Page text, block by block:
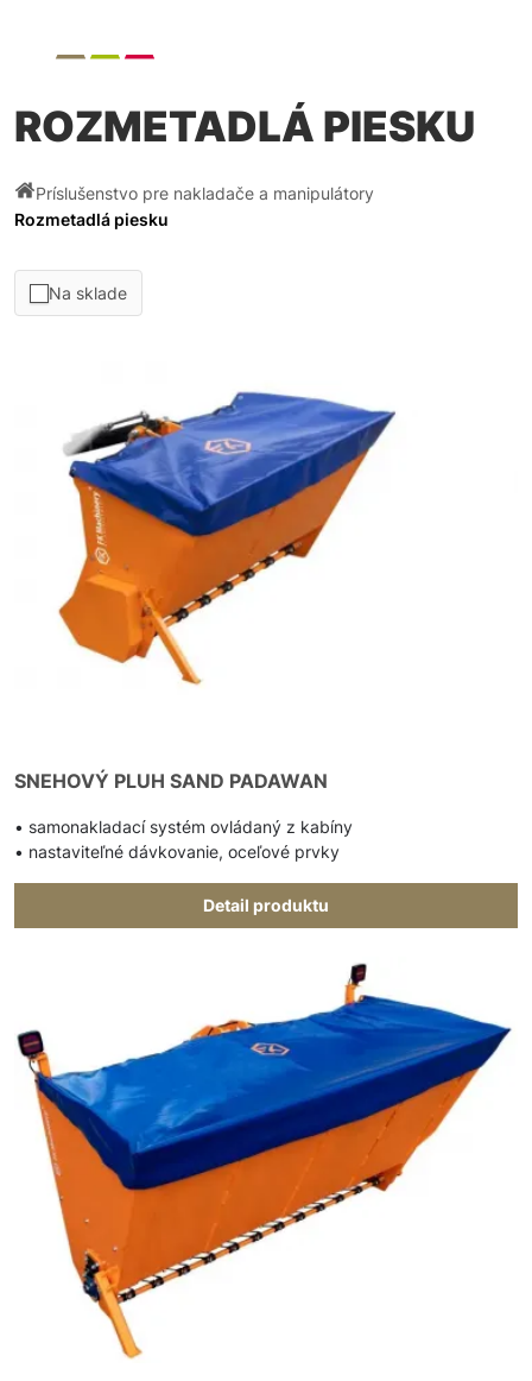
ROZMETADLÁ PIESKU
Príslušenstvo pre nakladače a manipulátory
Rozmetadlá piesku
Na sklade
SNEHOVÝ PLUH SAND PADAWAN
• samonakladací systém ovládaný z kabíny
• nastaviteľné dávkovanie, oceľové prvky
Detail produktu